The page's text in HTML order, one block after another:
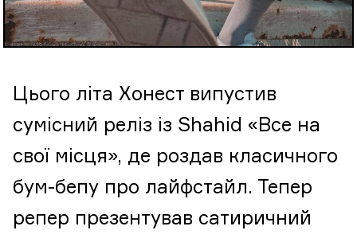
Цього літа Хонест випустив
сумісний реліз із Shahid «Все на
свої місця», де роздав класичного
бум-бепу про лайфстайл. Тепер
репер презентував сатиричний